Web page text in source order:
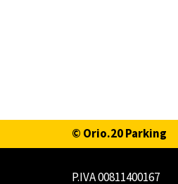
© Orio.20 Parking
P.IVA 00811400167